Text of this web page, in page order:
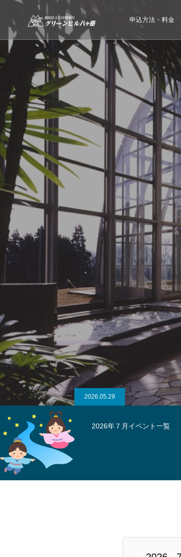
申込方法・料金
2026.05.29
2026年７月イベント一覧